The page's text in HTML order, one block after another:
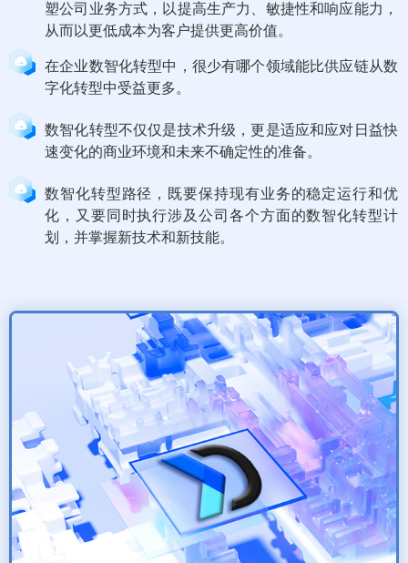
塑公司业务方式，以提高生产力、敏捷性和响应能力，
从而以更低成本为客户提供更高价值。
在企业数智化转型中，很少有哪个领域能比供应链从数
字化转型中受益更多。
数智化转型不仅仅是技术升级，更是适应和应对日益快
速变化的商业环境和未来不确定性的准备。
数智化转型路径，既要保持现有业务的稳定运行和优
化，又要同时执行涉及公司各个方面的数智化转型计
划，并掌握新技术和新技能。